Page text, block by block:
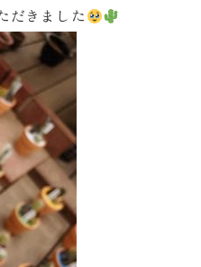
だきました